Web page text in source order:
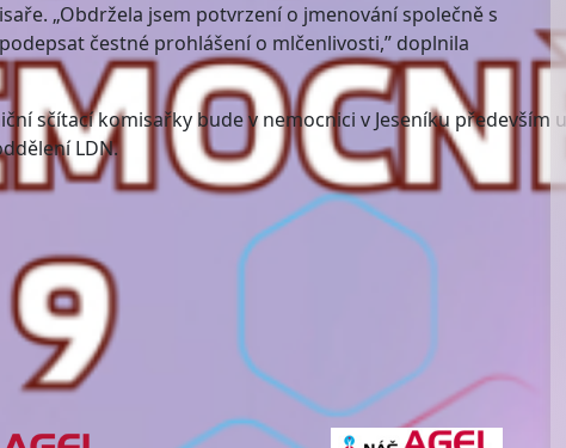
„Obdržela jsem potvrzení o jmenování společně s
čestné prohlášení o mlčenlivosti,” doplnila
sčítací komisařky bude v nemocnici v Jeseníku především u
LDN.